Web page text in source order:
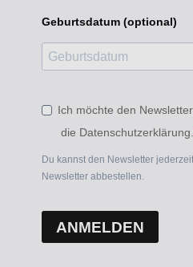
Geburtsdatum (optional)
Ich möchte den
die Datenschutzerklärung.
Du kannst den Newsletter
Newsletter abbestellen.
ANMELDEN